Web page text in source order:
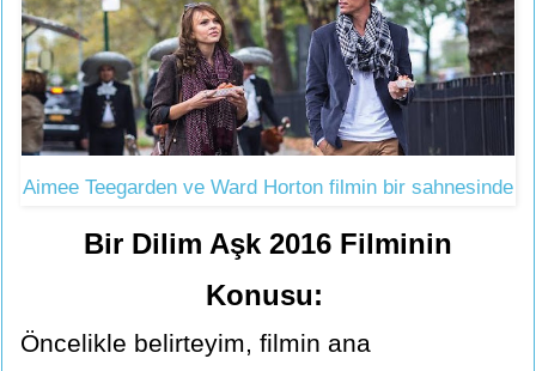
Aimee Teegarden ve Ward Horton filmin bir sahnesinde
Bir Dilim Aşk 2016 Filminin
Konusu:
Öncelikle belirteyim, filmin ana